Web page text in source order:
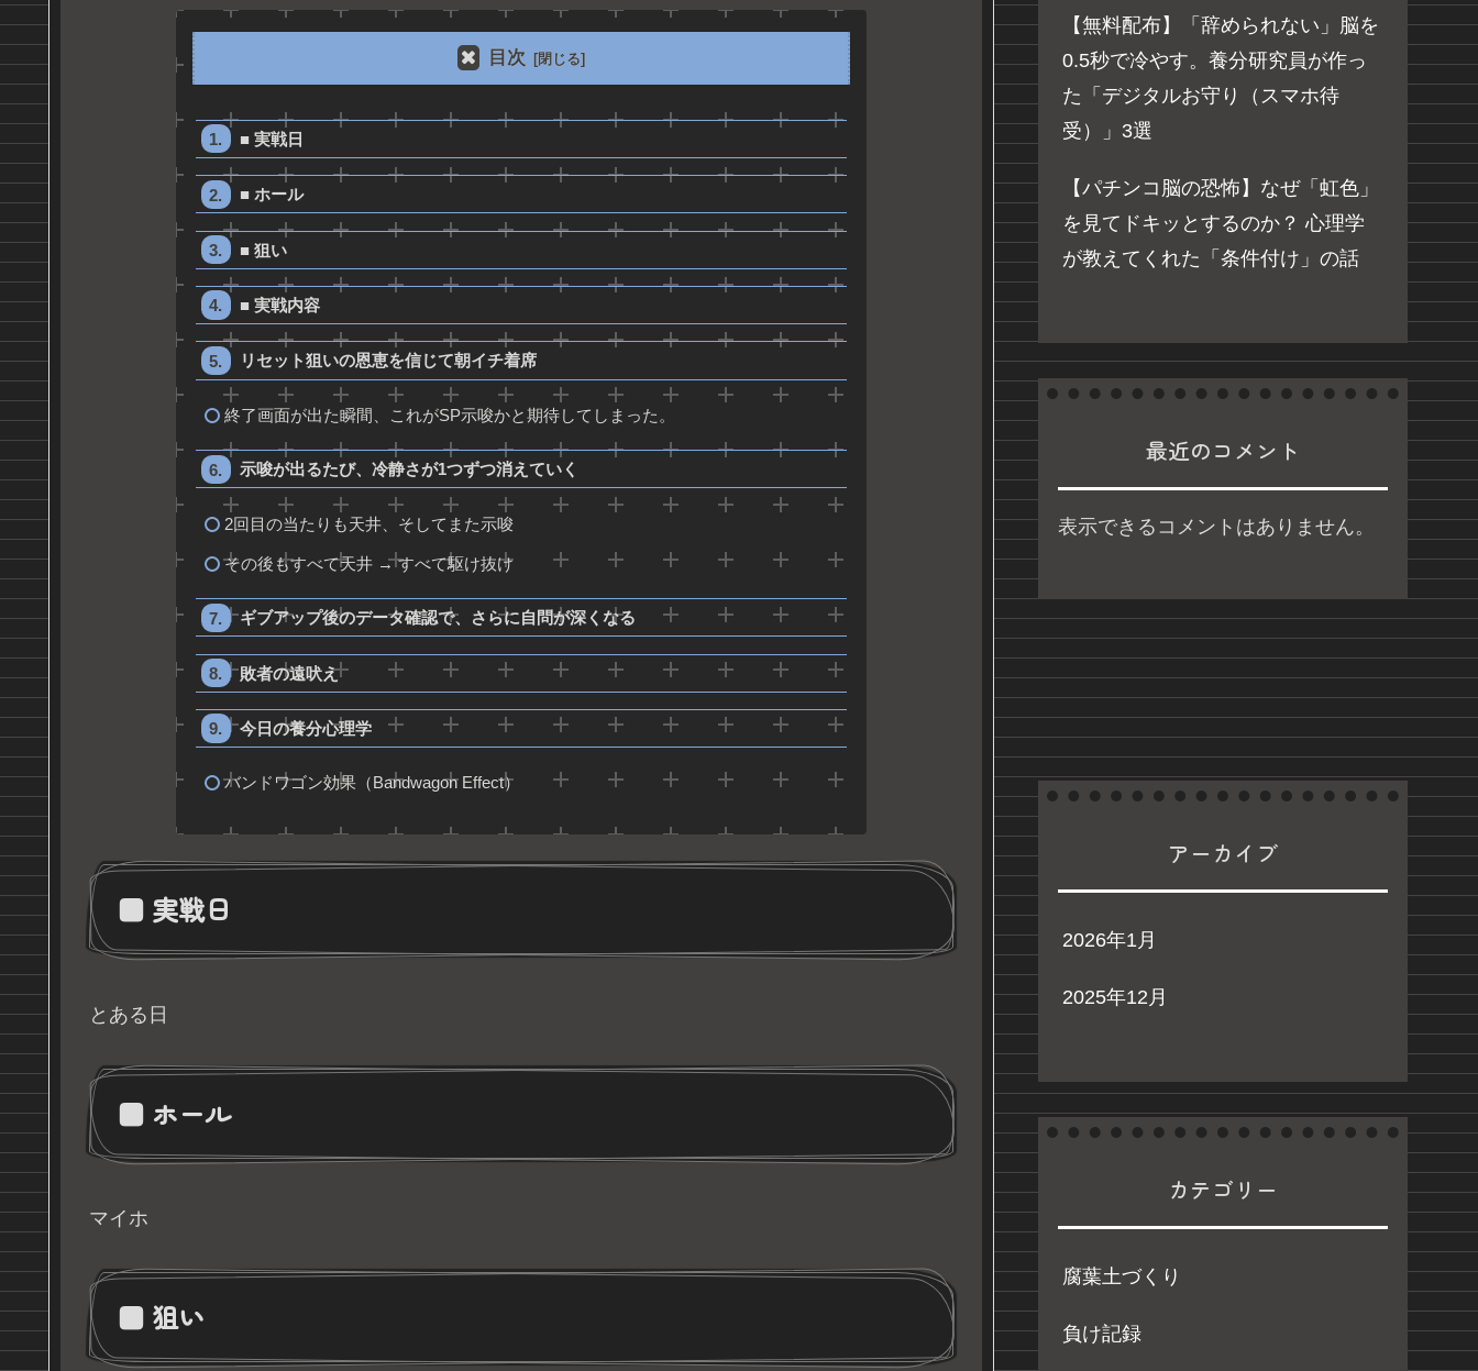
目次
■ 実戦日
■ ホール
■ 狙い
■ 実戦内容
リセット狙いの恩恵を信じて朝イチ着席
終了画面が出た瞬間、これがSP示唆かと期待してしまった。
示唆が出るたび、冷静さが1つずつ消えていく
2回目の当たりも天井、そしてまた示唆
その後もすべて天井 → すべて駆け抜け
ギブアップ後のデータ確認で、さらに自問が深くなる
敗者の遠吠え
今日の養分心理学
バンドワゴン効果（Bandwagon Effect）
■ 実戦日
とある日
■ ホール
マイホ
■ 狙い
【無料配布】「辞められない」脳を
0.5秒で冷やす。養分研究員が作っ
た「デジタルお守り（スマホ待
受）」3選
【パチンコ脳の恐怖】なぜ「虹色」
を見てドキッとするのか？ 心理学
が教えてくれた「条件付け」の話
最近のコメント
表示できるコメントはありません。
アーカイブ
2026年1月
2025年12月
カテゴリー
腐葉土づくり
負け記録